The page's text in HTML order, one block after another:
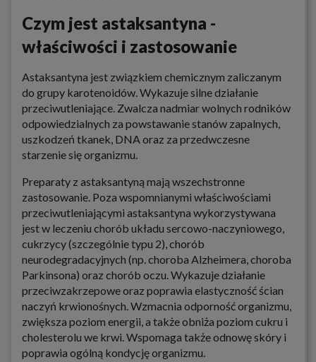
Czym jest astaksantyna -
właściwości i zastosowanie
Astaksantyna jest związkiem chemicznym zaliczanym
do grupy karotenoidów. Wykazuje silne działanie
przeciwutleniające. Zwalcza nadmiar wolnych rodników
odpowiedzialnych za powstawanie stanów zapalnych,
uszkodzeń tkanek, DNA oraz za przedwczesne
starzenie się organizmu.
Preparaty z astaksantyną mają wszechstronne
zastosowanie. Poza wspomnianymi właściwościami
przeciwutleniającymi astaksantyna wykorzystywana
jest w leczeniu chorób układu sercowo-naczyniowego,
cukrzycy (szczególnie typu 2), chorób
neurodegradacyjnych (np. choroba Alzheimera, choroba
Parkinsona) oraz chorób oczu. Wykazuje działanie
przeciwzakrzepowe oraz poprawia elastyczność ścian
naczyń krwionośnych. Wzmacnia odporność organizmu,
zwiększa poziom energii, a także obniża poziom cukru i
cholesterolu we krwi. Wspomaga także odnowę skóry i
poprawia ogólną kondycję organizmu.